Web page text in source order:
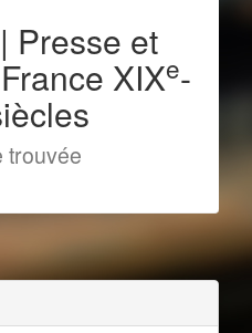
Presse et
XIXe-
trouvée